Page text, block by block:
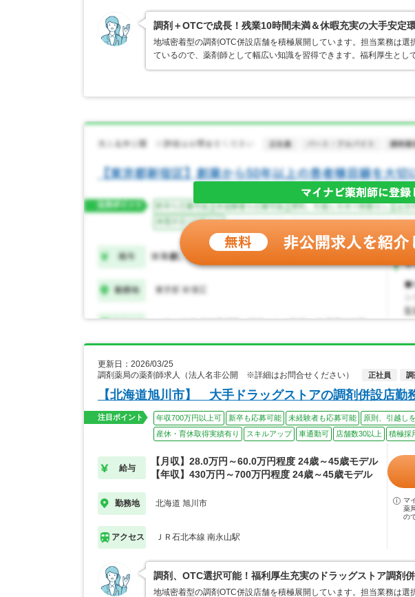
調剤＋OTCで成長！残業10時間未満＆休暇充実の大手安定
地域密着型の調剤OTC併設店舗を積極展開しています。担当業務は
ているので、薬剤師として幅広い知識を習得できます。福利厚生と
更新日：2026/03/25
調剤薬局の薬剤師求人（法人名非公開 ※詳細はお問合せください）
正社員 調
【北海道旭川市】 大手ドラッグストアの調剤併設店
注目ポイント 年収700万円以上可 新卒も応募可能 未経験者も応募可能 原則、引越し
産休・育休取得実績有り
スキルアップ 車通勤可 店舗数30以上 積極採
給与
【月収】28.0万円～60.0万円程度 24歳～45歳モデル
【年収】430万円～700万円程度 24歳～45歳モデル
勤務地 北海道 旭川市
アクセス ＪＲ石北本線 南永山駅
マ
薬
の
調剤、OTC選択可能！福利厚生充実のドラッグストア調剤
地域密着型の調剤OTC併設店舗を積極展開しています。担当業務は